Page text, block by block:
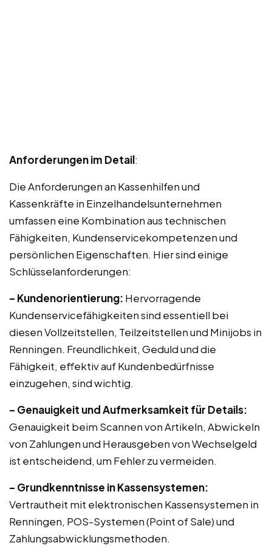
Anforderungen im Detail:
Die Anforderungen an Kassenhilfen und
Kassenkräfte in Einzelhandelsunternehmen
umfassen eine Kombination aus technischen
Fähigkeiten, Kundenservicekompetenzen und
persönlichen Eigenschaften. Hier sind einige
Schlüsselanforderungen:
– Kundenorientierung: Hervorragende
Kundenservicefähigkeiten sind essentiell bei
diesen Vollzeitstellen, Teilzeitstellen und Minijobs in
Renningen. Freundlichkeit, Geduld und die
Fähigkeit, effektiv auf Kundenbedürfnisse
einzugehen, sind wichtig.
– Genauigkeit und Aufmerksamkeit für Details:
Genauigkeit beim Scannen von Artikeln, Abwickeln
von Zahlungen und Herausgeben von Wechselgeld
ist entscheidend, um Fehler zu vermeiden.
– Grundkenntnisse in Kassensystemen:
Vertrautheit mit elektronischen Kassensystemen in
Renningen, POS-Systemen (Point of Sale) und
Zahlungsabwicklungsmethoden.